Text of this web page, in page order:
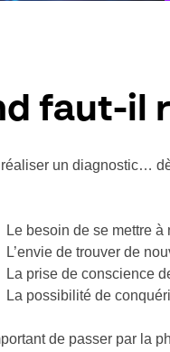
faut-il
réaliser un diagnostic…
Le besoin de se mettre
L’envie de trouver de
La prise de conscience
La possibilité de
de passer par la